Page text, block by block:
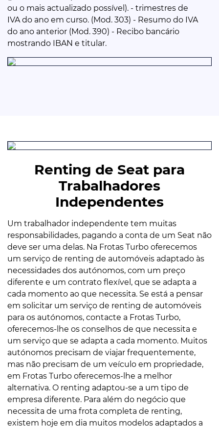
ou o mais actualizado possível). - trimestres de
IVA do ano em curso. (Mod. 303) - Resumo do IVA
do ano anterior (Mod. 390) - Recibo bancário
mostrando IBAN e titular.
Renting de Seat para
Trabalhadores
Independentes
Um trabalhador independente tem muitas
responsabilidades, pagando a conta de um Seat não
deve ser uma delas. Na Frotas Turbo oferecemos
um serviço de renting de automóveis adaptado às
necessidades dos autónomos, com um preço
diferente e um contrato flexível, que se adapta a
cada momento ao que necessita. Se está a pensar
em solicitar um serviço de renting de automóveis
para os autónomos, contacte a Frotas Turbo,
oferecemos-lhe os conselhos de que necessita e
um serviço que se adapta a cada momento. Muitos
autónomos precisam de viajar frequentemente,
mas não precisam de um veículo em propriedade,
em Frotas Turbo oferecemos-lhe a melhor
alternativa. O renting adaptou-se a um tipo de
empresa diferente. Para além do negócio que
necessita de uma frota completa de renting,
existem hoje em dia muitos modelos adaptados a